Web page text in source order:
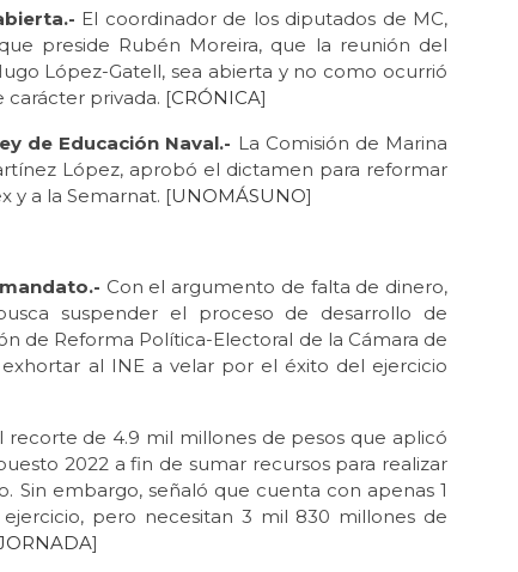
El coordinador de los diputados de MC,
preside Rubén Moreira, que la reunión del
López-Gatell, sea abierta y no como ocurrió
carácter privada. [CRÓNICA]
de Educación Naval.- La Comisión de Marina
López, aprobó el dictamen para reformar
y a la Semarnat. [UNOMÁSUNO]
Con el argumento de falta de dinero,
suspender el proceso de desarrollo de
de Reforma Política-Electoral de la Cámara de
al INE a velar por el éxito del ejercicio
recorte de 4.9 mil millones de pesos que aplicó
2022 a fin de sumar recursos para realizar
Sin embargo, señaló que cuenta con apenas 1
pero necesitan 3 mil 830 millones de
]